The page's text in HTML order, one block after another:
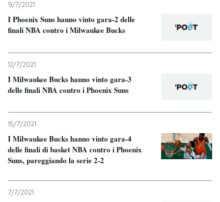
9/7/2021
I Phoenix Suns hanno vinto gara-2 delle
finali NBA contro i Milwaukee Bucks
12/7/2021
I Milwaukee Bucks hanno vinto gara-3
delle finali NBA contro i Phoenix Suns
15/7/2021
I Milwaukee Bucks hanno vinto gara-4
delle finali di basket NBA contro i Phoenix
Suns, pareggiando la serie 2-2
7/7/2021